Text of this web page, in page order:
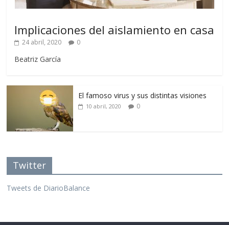
Implicaciones del aislamiento en casa
24 abril, 2020 0
Beatriz García
El famoso virus y sus distintas visiones
10 abril, 2020 0
Twitter
Tweets de DiarioBalance